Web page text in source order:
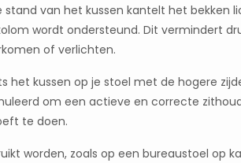
van het kussen kantelt het bekken
wordt ondersteund. Dit vermindert
of verlichten.
het kussen op je stoel met de hogere
om een actieve en correcte
te doen.
worden, zoals op een bureaustoel op